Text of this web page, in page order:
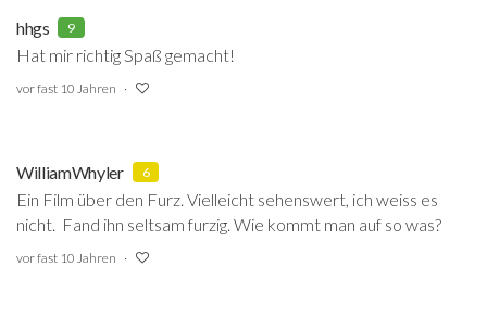
hhgs 9
Hat mir richtig Spaß gemacht!
vor fast 10 Jahren
WilliamWhyler 6
Ein Film über den Furz. Vielleicht sehenswert, ich weiss es
nicht. Fand ihn seltsam furzig. Wie kommt man auf so was?
vor fast 10 Jahren